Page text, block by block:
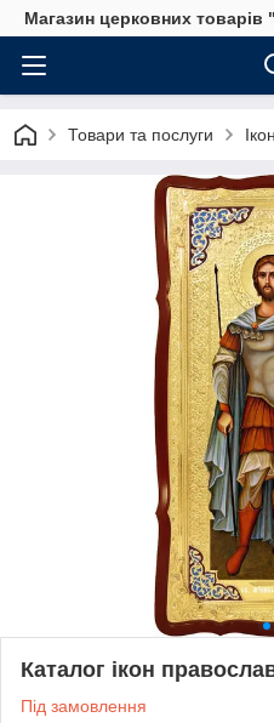
Магазин церковних товарів
Товари та послуги
Каталог ікон
Під замовлення